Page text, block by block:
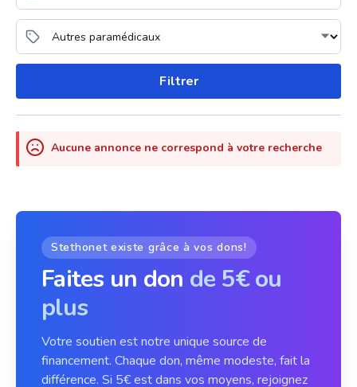
Filtrer
Aucune annonce ne correspond à votre recherche
Stethonet existe grâce à vos dons!
Faites un don de 5€ ou
plus
Votre soutien est notre unique source de
financement. Chaque don, même modeste, fait la
différence. Si 5€ est dans vos moyens, rejoignez